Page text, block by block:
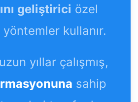
geliştirici özel
kullanır.
yıllar çalışmış,
sahip